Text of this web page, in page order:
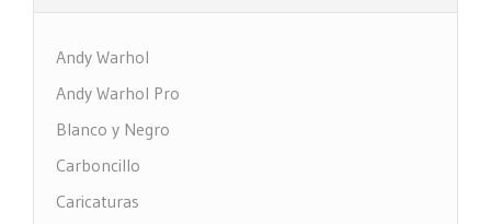
Andy Warhol
Andy Warhol Pro
Blanco y Negro
Carboncillo
Caricaturas